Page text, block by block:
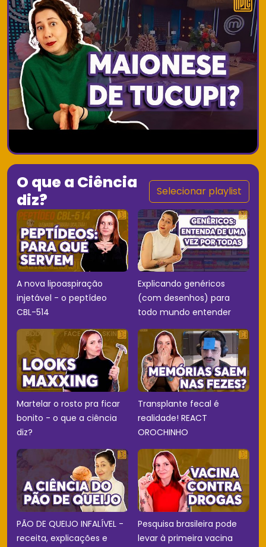
O que a Ciência
diz?
Selecionar playlist
A nova lipoaspiração
injetável - o peptídeo
CBL-514
Explicando genéricos
(com desenhos) para
todo mundo entender
Martelar o rosto pra ficar
bonito - o que a ciência
diz?
Transplante fecal é
realidade! REACT
OROCHINHO
PÃO DE QUEIJO INFALÍVEL -
receita, explicações e
Pesquisa brasileira pode
levar à primeira vacina